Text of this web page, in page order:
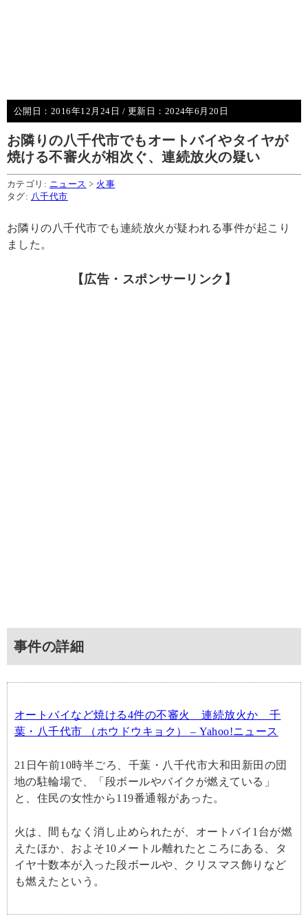
公開日： 2016年12月24日 / 更新日： 2024年6月20日
お隣りの八千代市でもオートバイやタイヤが
焼ける不審火が相次ぐ、連続放火の疑い
カテゴリ: ニュース > 火事
タグ: 八千代市
お隣りの八千代市でも連続放火が疑われる事件が起こり
ました。
【広告・スポンサーリンク】
事件の詳細
オートバイなど焼ける4件の不審火 連続放火か 千
葉・八千代市 （ホウドウキョク） – Yahoo!ニュース
21日午前10時半ごろ、千葉・八千代市大和田新田の団
地の駐輪場で、「段ボールやバイクが燃えている」
と、住民の女性から119番通報があった。
火は、間もなく消し止められたが、オートバイ1台が燃
えたほか、およそ10メートル離れたところにある、タ
イヤ十数本が入った段ボールや、クリスマス飾りなど
も燃えたという。